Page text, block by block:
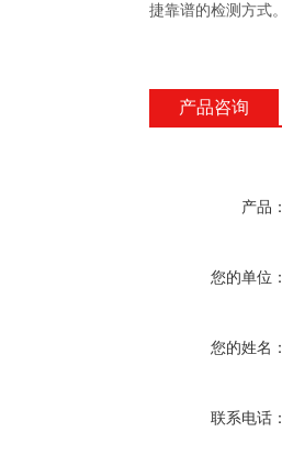
捷靠谱的检测方式。
产品咨询
产品：
您的单位：
您的姓名：
联系电话：